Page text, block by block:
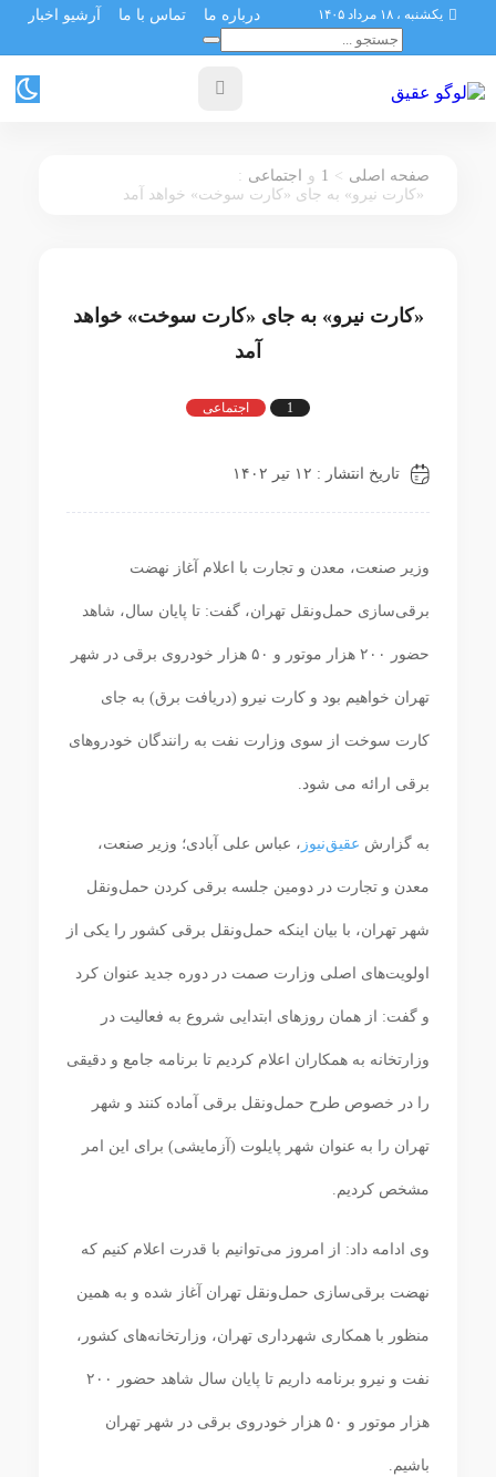
یکشنبه ، ۱۸ مرداد ۱۴۰۵ درباره ما تماس با ما آرشیو اخبار
صفحه اصلی >
1 و اجتماعی :
«کارت نیرو» به جای «کارت سوخت» خواهد آمد
«کارت نیرو» به جای «کارت سوخت» خواهد
آمد
1 اجتماعی
تاریخ انتشار : ۱۲ تیر ۱۴۰۲
وزیر صنعت، معدن و تجارت با اعلام آغاز نهضت
برقی‌سازی حمل‌ونقل تهران، گفت: تا پایان سال، شاهد
حضور ۲۰۰ هزار موتور و ۵۰ هزار خودروی برقی در شهر
تهران خواهیم بود و کارت نیرو (دریافت برق) به جای
کارت سوخت از سوی وزارت نفت به رانندگان خودروهای
برقی ارائه می شود.
به گزارش عقیق‌نیوز ، عباس علی آبادی؛ وزیر صنعت،
معدن و تجارت در دومین جلسه برقی کردن حمل‌ونقل
شهر تهران، با بیان اینکه حمل‌ونقل برقی کشور را یکی از
اولویت‌های اصلی وزارت صمت در دوره جدید عنوان کرد
و گفت: از همان روزهای ابتدایی شروع به فعالیت در
وزارتخانه به همکاران اعلام کردیم تا برنامه جامع و دقیقی
را در خصوص طرح حمل‌ونقل برقی آماده کنند و شهر
تهران را به عنوان شهر پایلوت (آزمایشی) برای این امر
مشخص کردیم.
وی ادامه داد: از امروز می‌توانیم با قدرت اعلام کنیم که
نهضت برقی‌سازی حمل‌ونقل تهران آغاز شده و به همین
منظور با همکاری شهرداری تهران، وزارتخانه‌های کشور،
نفت و نیرو برنامه داریم تا پایان سال شاهد حضور ۲۰۰
هزار موتور و ۵۰ هزار خودروی برقی در شهر تهران
باشیم.